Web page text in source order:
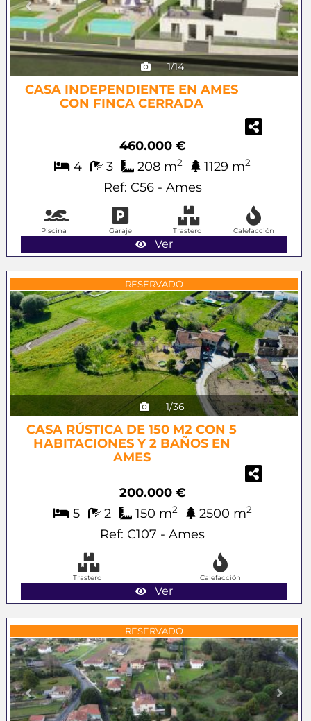
1/14
CASA INDEPENDIENTE EN AMES
CON FINCA CERRADA
460.000 €
4
3 208 m2 1129 m2
Ref: C56 - Ames
Ver
Piscina Garaje Trastero Calefacción
RESERVADO
1/36
CASA RÚSTICA DE 150 M2 CON 5
HABITACIONES Y 2 BAÑOS EN
AMES
200.000 €
5
2 150 m2 2500 m2
Ref: C107 - Ames
Ver
Trastero Calefacción
RESERVADO